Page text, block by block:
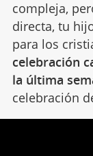
compleja,
directa, tu
para los
celebración
la última
celebración